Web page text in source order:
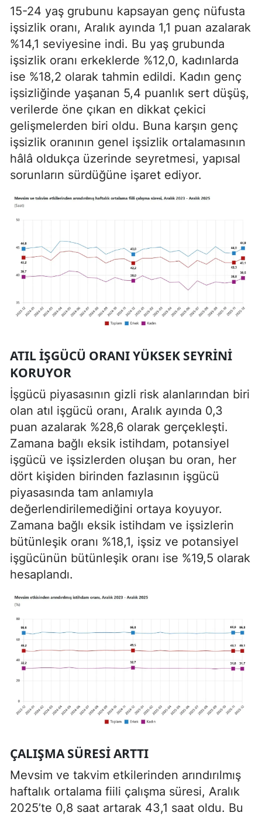
15-24 yaş grubunu kapsayan genç nüfusta
işsizlik oranı, Aralık ayında 1,1 puan azalarak
%14,1 seviyesine indi. Bu yaş grubunda
işsizlik oranı erkeklerde %12,0, kadınlarda
ise %18,2 olarak tahmin edildi. Kadın genç
işsizliğinde yaşanan 5,4 puanlık sert düşüş,
verilerde öne çıkan en dikkat çekici
gelişmelerden biri oldu. Buna karşın genç
işsizlik oranının genel işsizlik ortalamasının
hâlâ oldukça üzerinde seyretmesi, yapısal
sorunların sürdüğüne işaret ediyor.
ATIL IŞGÜCÜ ORANI YÜKSEK SEYRINI
KORUYOR
İşgücü piyasasının gizli risk alanlarından biri
olan atıl işgücü oranı, Aralık ayında 0,3
puan azalarak %28,6 olarak gerçekleşti.
Zamana bağlı eksik istihdam, potansiyel
işgücü ve işsizlerden oluşan bu oran, her
dört kişiden birinden fazlasının işgücü
piyasasında tam anlamıyla
değerlendirilemediğini ortaya koyuyor.
Zamana bağlı eksik istihdam ve işsizlerin
bütünleşik oranı %18,1, işsiz ve potansiyel
işgücünün bütünleşik oranı ise %19,5 olarak
hesaplandı.
ÇALIŞMA SÜRESI ARTTI
Mevsim ve takvim etkilerinden arındırılmış
haftalık ortalama fiili çalışma süresi, Aralık
2025’te 0,8 saat artarak 43,1 saat oldu. Bu